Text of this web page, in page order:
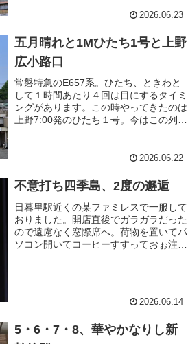
宮線・高崎線が発車しています。2026.06.23
五月晴れと1Mひたち1号と上野
広小路口
常磐特急のE657系。ひたち、ときわと
して１時間あたり４回は目にするタイミ
ングがあります。この時やってきたのは
上野7:00発のひたち１号。今はこの列車
て言ったら583系のはつかりだろうなぁ
2026.06.22
不意打ち四季島、2度の邂逅
日暮里駅近くの某ファミレスで一服して
おりました。開店直後でガラガラだった
ので遠慮なく窓際席へ。荷物を置いてパ
ソコン開いてコーヒーすすっておぉ注文
2026.06.14
5・6・7・8、華やかなりし新